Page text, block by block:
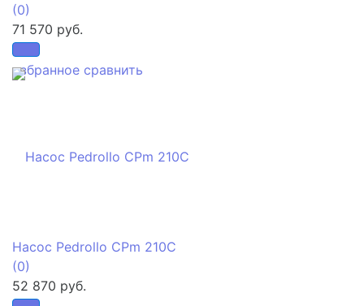
избранное сравнить
(0)
71 570 руб.
Насос Pedrollo CPm 210C
(0)
52 870 руб.